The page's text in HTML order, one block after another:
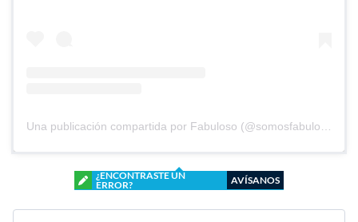
¿ENCONTRASTE UN
ERROR?
AVÍSANOS